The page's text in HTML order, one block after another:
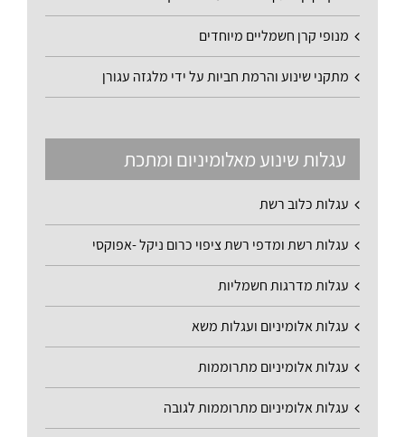
מנופי קרן חשמליים מיוחדים
מתקני שינוע והרמת חביות על ידי מלגזה עגורן
עגלות שינוע מאלומיניום ומתכת
עגלות כלוב רשת
עגלות רשת ומדפי רשת ציפוי כרום ניקל -אפוקסי
עגלות מדרגות חשמליות
עגלות אלומיניום ועגלות משא
עגלות אלומיניום מתרוממות
עגלות אלומיניום מתרוממות לגובה